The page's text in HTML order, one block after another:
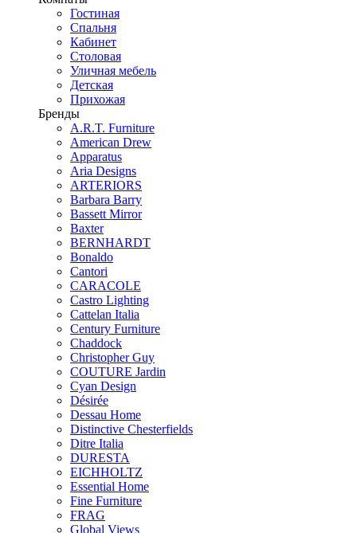
Гостиная
Спальня
Кабинет
Столовая
Уличная мебель
Детская
Прихожая
Бренды
A.R.T. Furniture
American Drew
Apparatus
Aria Designs
ARTERIORS
Barbara Barry
Bassett Mirror
Baxter
BERNHARDT
Bonaldo
Cantori
CARACOLE
Castro Lighting
Cattelan Italia
Century Furniture
Chaddock
Christopher Guy
COUTURE Jardin
Cyan Design
Désirée
Dessau Home
Distinctive Chesterfields
Ditre Italia
DURESTA
EICHHOLTZ
Essential Home
Fine Furniture
FRAG
Global Views